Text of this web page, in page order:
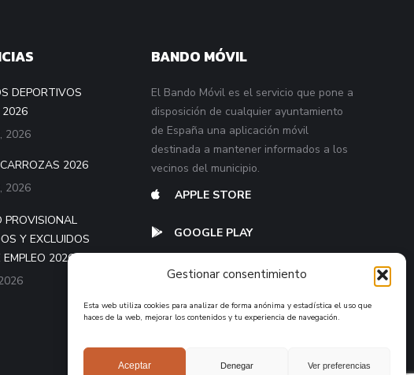
Gestionar consentimiento
Esta web utiliza cookies para analizar de forma anónima y estadística el uso que
haces de la web, mejorar los contenidos y tu experiencia de navegación.
Aceptar Denegar Ver preferencias
DEPORTIVOS
2026
2026
2026
2026
PROVISIONAL
Y EXCLUIDOS
EMPLEO 2026
BANDO MÓVIL
El Bando Móvil es el servicio que pone a
disposición de cualquier ayuntamiento
de España una aplicación móvil
destinada a mantener informados a los
vecinos del municipio.
APPLE STORE
GOOGLE PLAY